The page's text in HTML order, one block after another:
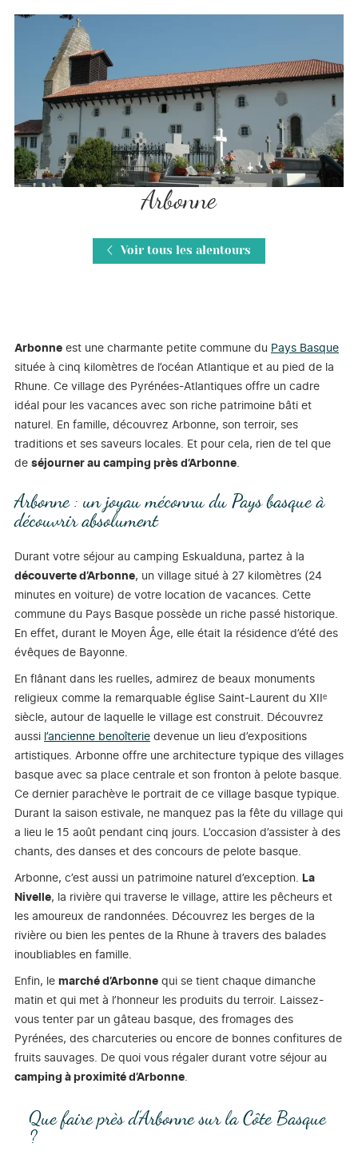
Arbonne
Voir tous les alentours
Arbonne est une charmante petite commune du Pays Basque
située à cinq kilomètres de l’océan Atlantique et au pied de la
Rhune. Ce village des Pyrénées-Atlantiques offre un cadre
idéal pour les vacances avec son riche patrimoine bâti et
naturel. En famille, découvrez Arbonne, son terroir, ses
traditions et ses saveurs locales. Et pour cela, rien de tel que
de séjourner au camping près d’Arbonne.
Arbonne : un joyau méconnu du Pays basque à
découvrir absolument
Durant votre séjour au camping Eskualduna, partez à la
découverte d’Arbonne, un village situé à 27 kilomètres (24
minutes en voiture) de votre location de vacances. Cette
commune du Pays Basque possède un riche passé historique.
En effet, durant le Moyen Âge, elle était la résidence d’été des
évêques de Bayonne.
En flânant dans les ruelles, admirez de beaux monuments
religieux comme la remarquable église Saint-Laurent du XIIᵉ
siècle, autour de laquelle le village est construit. Découvrez
aussi l’ancienne benoîterie devenue un lieu d’expositions
artistiques. Arbonne offre une architecture typique des villages
basque avec sa place centrale et son fronton à pelote basque.
Ce dernier parachève le portrait de ce village basque typique.
Durant la saison estivale, ne manquez pas la fête du village qui
a lieu le 15 août pendant cinq jours. L’occasion d’assister à des
chants, des danses et des concours de pelote basque.
Arbonne, c’est aussi un patrimoine naturel d’exception. La
Nivelle, la rivière qui traverse le village, attire les pêcheurs et
les amoureux de randonnées. Découvrez les berges de la
rivière ou bien les pentes de la Rhune à travers des balades
inoubliables en famille.
Enfin, le marché d’Arbonne qui se tient chaque dimanche
matin et qui met à l’honneur les produits du terroir. Laissez-
vous tenter par un gâteau basque, des fromages des
Pyrénées, des charcuteries ou encore de bonnes confitures de
fruits sauvages. De quoi vous régaler durant votre séjour au
camping à proximité d’Arbonne.
Que faire près d’Arbonne sur la Côte Basque
?